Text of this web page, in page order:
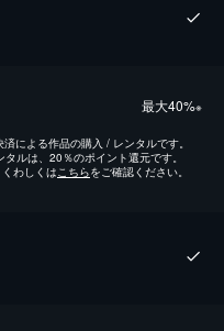
最⼤40%※
による作品の購入 / レンタルです。
ルは、20％のポイント還元です。
わしくはこちらをご確認ください。